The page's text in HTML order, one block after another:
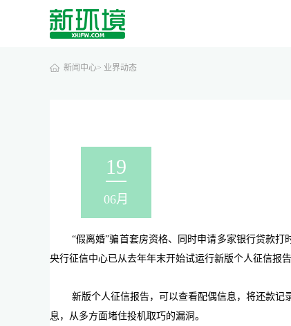
新闻中心> 业界动态
19
06月
“假离婚”骗首套房资格、同时申请多家银行贷款
央行征信中心已从去年年末开始试运行新版个人征信报
新版个人征信报告，可以查看配偶信息，将还款
息，从多方面堵住投机取巧的漏洞。